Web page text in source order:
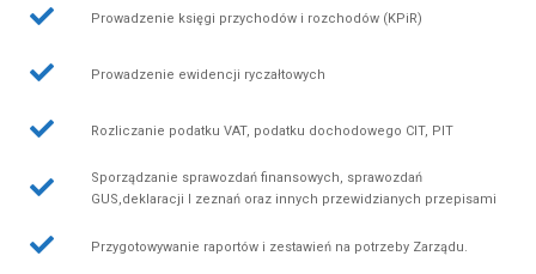
Prowadzenie księgi przychodów i rozchodów (KPiR)
Prowadzenie ewidencji ryczałtowych
Rozliczanie podatku VAT, podatku dochodowego CIT, PIT
Sporządzanie sprawozdań finansowych, sprawozdań
GUS,deklaracji I zeznań oraz innych przewidzianych przepisami
Przygotowywanie raportów i zestawień na potrzeby Zarządu.